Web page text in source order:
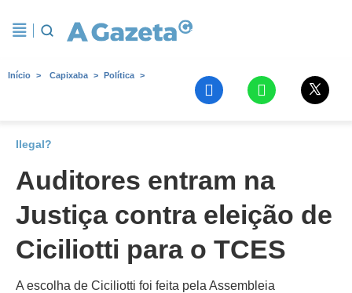
Início Capixaba Política
Ilegal?
Auditores entram na
Justiça contra eleição de
Ciciliotti para o TCES
A escolha de Ciciliotti foi feita pela Assembleia